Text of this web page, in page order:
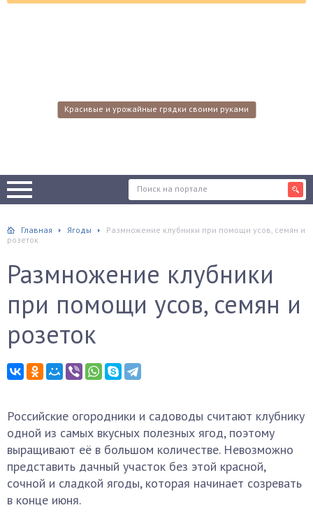
Красивые и урожайные грядки своими руками
Главная Ягоды
Размножение клубники при помощи усов, семян и
розеток
Размножение клубники
при помощи усов, семян и
розеток
Российские огородники и садоводы считают клубнику
одной из самых вкусных полезных ягод, поэтому
выращивают её в большом количестве. Невозможно
представить дачный участок без этой красной,
сочной и сладкой ягоды, которая начинает созревать
в конце июня.